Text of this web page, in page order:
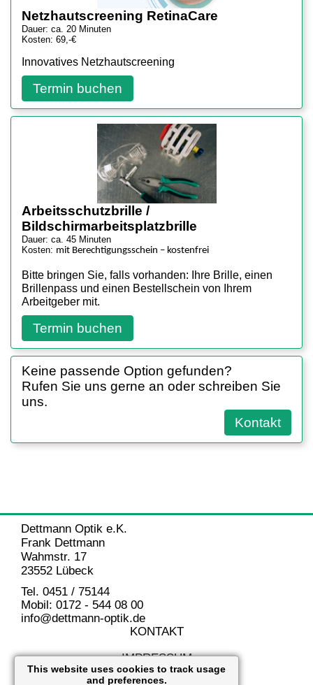
This website uses cookies to track usage
and preferences.
Netzhautscreening RetinaCare
Dauer: ca. 20 Minuten
Kosten: 69,-€
Innovatives Netzhautscreening
Termin buchen
Arbeitsschutzbrille /
Bildschirmarbeitsplatzbrille
Dauer: ca. 45 Minuten
Kosten: mit Berechtigungsschein – kostenfrei
Bitte bringen Sie, falls vorhanden: Ihre Brille, einen
Brillenpass und einen Bestellschein von Ihrem
Arbeitgeber mit.
Termin buchen
Keine passende Option gefunden?
Rufen Sie uns gerne an oder schreiben Sie
uns.
Kontakt
Dettmann Optik e.K.
Frank Dettmann
Wahmstr. 17
23552 Lübeck
Tel. 0451 / 75144
Mobil: 0172 - 544 08 00
info@dettmann-optik.de
KONTAKT
IMPRESSUM